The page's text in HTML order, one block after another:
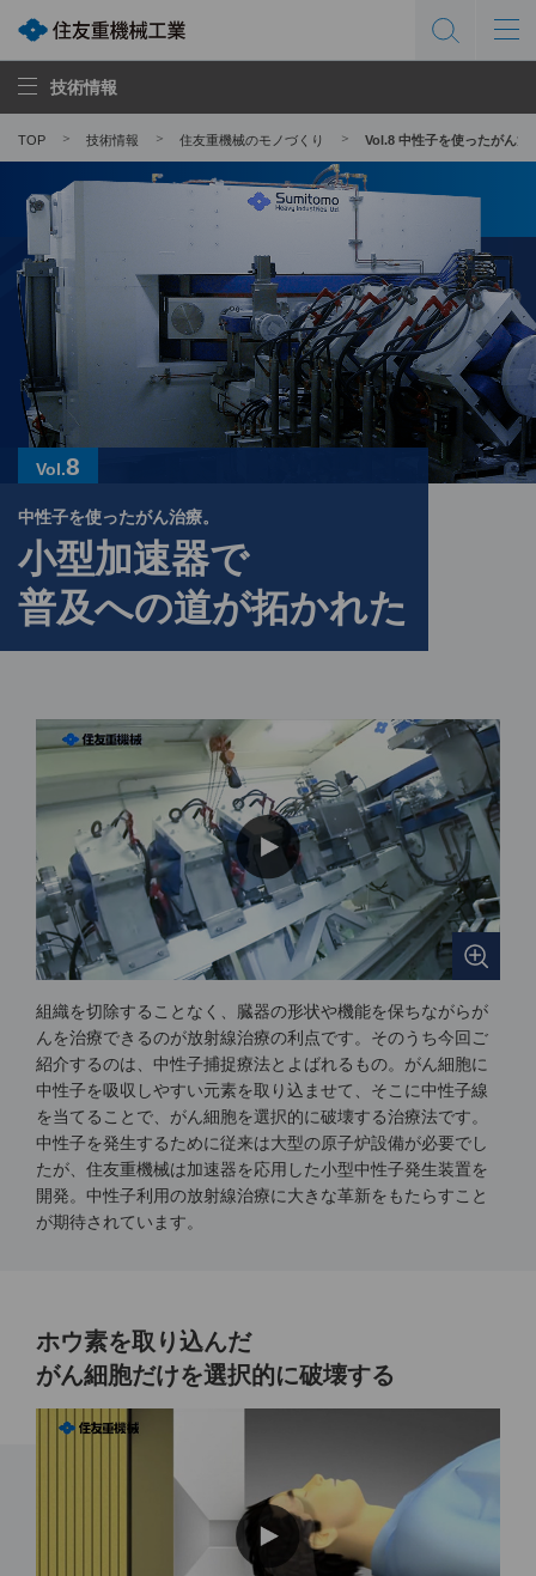
技術情報
TOP 技術情報 住友重機械のモノづくり Vol.8 中性子を使ったがん治
Vol.8
中性子を使ったがん治療。
小型加速器で
普及への道が拓かれた
組織を切除することなく、臓器の形状や機能を保ちながらが
んを治療できるのが放射線治療の利点です。そのうち今回ご
紹介するのは、中性子捕捉療法とよばれるもの。がん細胞に
中性子を吸収しやすい元素を取り込ませて、そこに中性子線
を当てることで、がん細胞を選択的に破壊する治療法です。
中性子を発生するために従来は大型の原子炉設備が必要でし
たが、住友重機械は加速器を応用した小型中性子発生装置を
開発。中性子利用の放射線治療に大きな革新をもたらすこと
が期待されています。
ホウ素を取り込んだ
がん細胞だけを選択的に破壊する